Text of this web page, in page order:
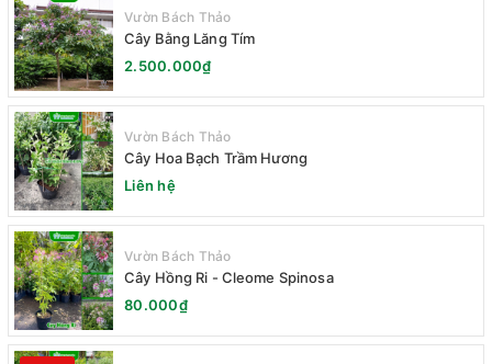
Vườn Bách Thảo
Cây Bằng Lăng Tím
2.500.000₫
Vườn Bách Thảo
Cây Hoa Bạch Trầm Hương
Liên hệ
Vườn Bách Thảo
Cây Hồng Ri - Cleome Spinosa
80.000₫